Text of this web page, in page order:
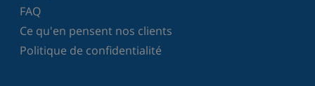
FAQ
Ce qu'en pensent nos clients
Politique de confidentialité